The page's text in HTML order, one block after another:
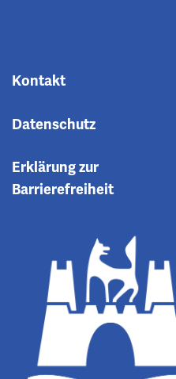
Kontakt
Datenschutz
Erklärung zur
Barrierefreiheit